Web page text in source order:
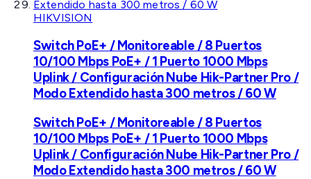
HIKVISION
Switch PoE+ / Monitoreable / 8 Puertos
10/100 Mbps PoE+ / 1 Puerto 1000 Mbps
Uplink / Configuración Nube Hik-Partner Pro /
Modo Extendido hasta 300 metros / 60 W
Switch PoE+ / Monitoreable / 8 Puertos
10/100 Mbps PoE+ / 1 Puerto 1000 Mbps
Uplink / Configuración Nube Hik-Partner Pro /
Modo Extendido hasta 300 metros / 60 W